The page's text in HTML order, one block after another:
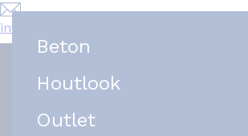
info@het-tegelplein.nl
Beton
Houtlook
Outlet